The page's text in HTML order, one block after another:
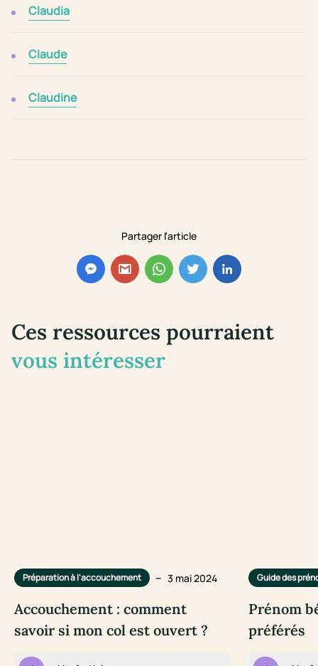
Partager l'article
Claudia
Claude
Claudine
Ces ressources pourraient
vous intéresser
Préparation à l'accouchement – 3 mai 2024
Accouchement : comment
savoir si mon col est ouvert ?
Guide des
Prénom
préférés